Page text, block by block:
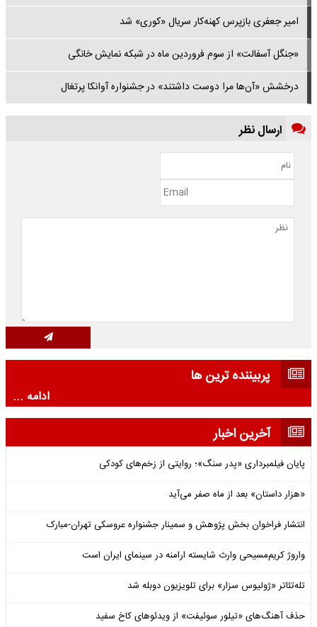
امیر جعفری بازپرس کهنه‌کار سریال «کوری» شد
«جنگل آسفالت» از سوم فروردین ماه در شبکه نمایش خانگی
درخشش «آن‌ها مرا دوست داشتند» در جشنواره آوانکا پرتغال
ارسال نظر
پربیننده ترین ها
ادامه ...
آخرین اخبار
پایان فیلمبرداری «پدر سنگ»؛ روایتی از زخم‌های کودکی
«هزار داستان» بعد از ماه صفر می‌آید
انتشار فراخوان بخش پژوهش و سمینار جشنواره عروسکی تهران-مبارک
واروژ کریم‌مسیحی وارث شایسته ارامنه در سینمای ایران است
تله‌تئاتر «ژولیوس سزار» برای تلویزیون دوبله شد
حذف آهنگ‌های «تیلور سوئیفت» از ویدئوهای کاخ سفید